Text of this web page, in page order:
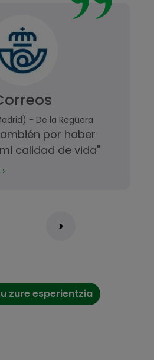
- De la Reguera
por haber
calidad de vida"
›
zure esperientzia